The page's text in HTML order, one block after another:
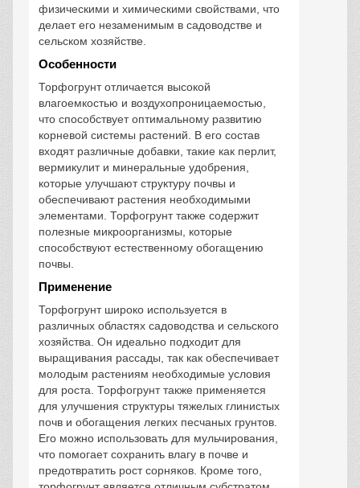
физическими и химическими свойствами, что
делает его незаменимым в садоводстве и
сельском хозяйстве.
Особенности
Торфогрунт отличается высокой
влагоемкостью и воздухопроницаемостью,
что способствует оптимальному развитию
корневой системы растений. В его состав
входят различные добавки, такие как перлит,
вермикулит и минеральные удобрения,
которые улучшают структуру почвы и
обеспечивают растения необходимыми
элементами. Торфогрунт также содержит
полезные микроорганизмы, которые
способствуют естественному обогащению
почвы.
Применение
Торфогрунт широко используется в
различных областях садоводства и сельского
хозяйства. Он идеально подходит для
выращивания рассады, так как обеспечивает
молодым растениям необходимые условия
для роста. Торфогрунт также применяется
для улучшения структуры тяжелых глинистых
почв и обогащения легких песчаных грунтов.
Его можно использовать для мульчирования,
что помогает сохранить влагу в почве и
предотвратить рост сорняков. Кроме того,